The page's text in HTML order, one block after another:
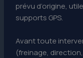
prévu d’origine,
supports GPS.
Avant toute
(freinage,